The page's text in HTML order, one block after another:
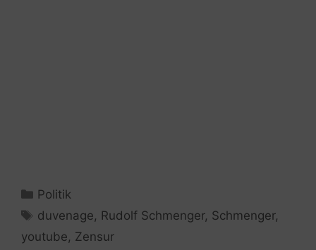
Kategorien
Politik
Schlagwörter
duvenage, Rudolf Schmenger, Schmenger,
youtube, Zensur